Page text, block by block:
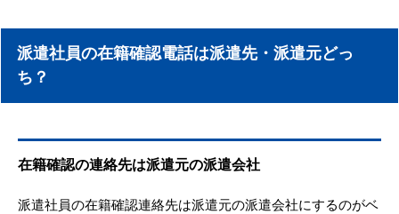
派遣社員の在籍確認電話は派遣先・派遣元どっ
ち？
在籍確認の連絡先は派遣元の派遣会社
派遣社員の在籍確認連絡先は派遣元の派遣会社にするのがベ